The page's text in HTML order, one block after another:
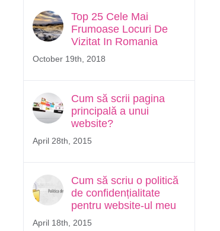
Schema Markup și
Structured Data —
Top 25 Cele Mai
Frumoase Locuri De
Vizitat In Romania
October 19th, 2018
Cum să scrii pagina
principală a unui
website?
April 28th, 2015
Cum să scriu o politică
de confidențialitate
pentru website-ul meu
April 18th, 2015